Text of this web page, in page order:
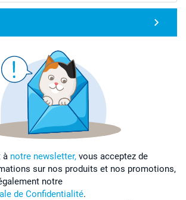
à notre newsletter, vous acceptez de
sur nos produits et nos promotions,
notre
de Confidentialité.